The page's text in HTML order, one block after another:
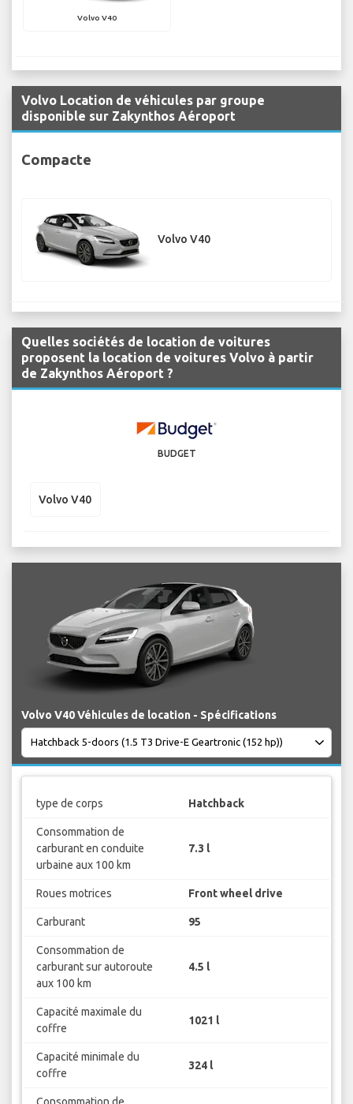
Volvo V40
Volvo Location de véhicules par groupe
disponible sur Zakynthos Aéroport
Compacte
Volvo V40
Quelles sociétés de location de voitures
proposent la location de voitures Volvo à partir
de Zakynthos Aéroport ?
BUDGET
Volvo V40
Volvo V40 Véhicules de location - Spécifications
type de corps Hatchback
Consommation de
carburant en conduite
urbaine aux 100 km
7.3 l
Roues motrices Front wheel drive
Carburant 95
Consommation de
carburant sur autoroute
aux 100 km
4.5 l
Capacité maximale du
coffre
1021 l
Capacité minimale du
coffre
324 l